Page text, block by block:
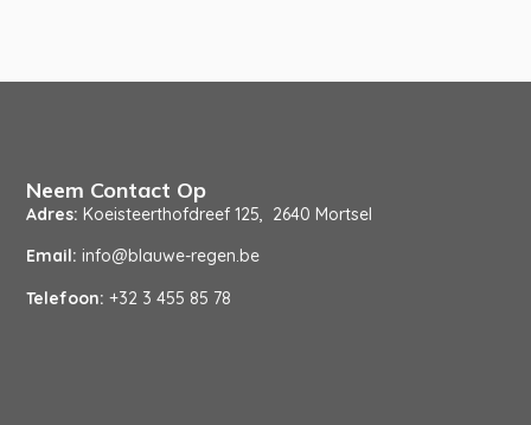
Neem Contact Op
Adres: Koeisteerthofdreef 125, 2640 Mortsel
Email:info@blauwe-regen.be
Telefoon:+32 3 455 85 78